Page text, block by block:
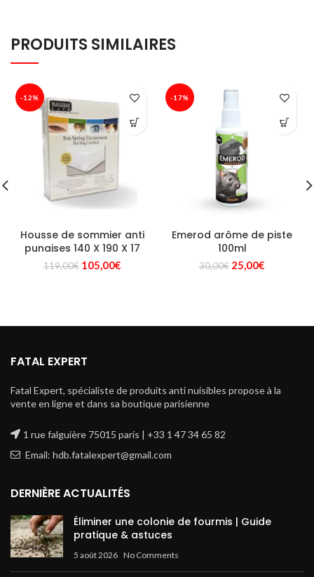
PRODUITS SIMILAIRES
-12%
Housse de sommier anti
punaises 140 X 190 X 17
119,00€ Le
105,00€Le
-17%
Emerod arôme de piste
100ml
30,00€ Le
25,00€
FATAL EXPERT
Fatal Expert, spécialiste de produits anti nuisibles propose à la
vente en ligne et dans sa boutique parisienne
1 rue falguière 75015 paris | +33 1 47 34 65 82
Email: hdb.fatalexpert@gmail.com
DERNIÈRE ACTUALITÉS
Éliminer une colonie de fourmis | Guide
pratique & astuces
5 août 2026 No Comments